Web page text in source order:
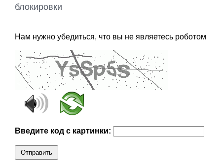
блокировки
Нам нужно убедиться, что вы не являетесь роботом
Введите код с картинки:
Отправить